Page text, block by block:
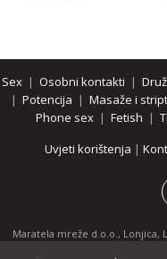
Sex| Osobni kontakti |
| Potencija | Masaže i
Phone sex| Fetish |
Uvjeti korištenja |
Maratela mreže d.o.o., Lonjica,